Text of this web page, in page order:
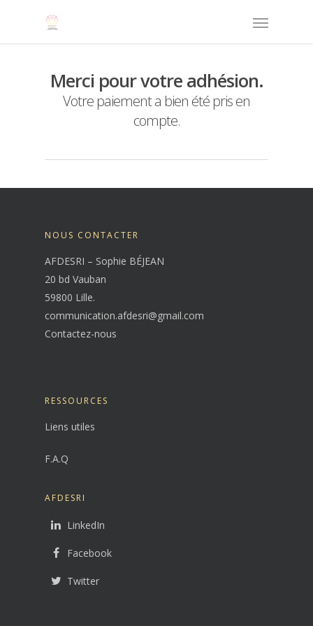
Merci pour votre adhésion.
Votre paiement a bien été pris en
compte.
NOUS CONTACTER
AFDESRI – Sophie BÉJEAN
20 bd Vauban
59800 Lille.
communication.afdesri@gmail.com
Contactez-nous
RESSOURCES
Liens utiles
F.A.Q
AFDESRI
LinkedIn
Facebook
Twitter